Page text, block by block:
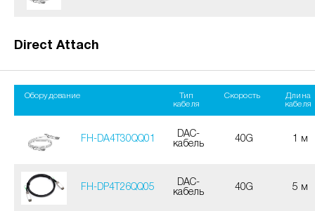
Direct Attach
Оборудование
Тип
кабеля
Скорость
Длина
кабеля
FH-DA4T30QQ01
DAC-
кабель
40G 1 м
FH-DP4T26QQ05
DAC-
кабель
40G 5 м